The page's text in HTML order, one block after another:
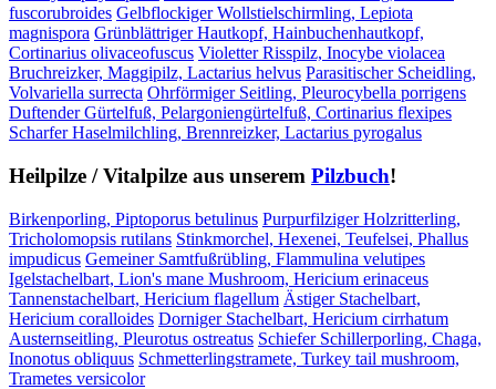
fuscorubroides Gelbflockiger Wollstielschirmling, Lepiota
magnispora Grünblättriger Hautkopf, Hainbuchenhautkopf,
Cortinarius olivaceofuscus Violetter Risspilz, Inocybe violacea
Bruchreizker, Maggipilz, Lactarius helvus Parasitischer Scheidling,
Volvariella surrecta Ohrförmiger Seitling, Pleurocybella porrigens
Duftender Gürtelfuß, Pelargoniengürtelfuß, Cortinarius flexipes
Scharfer Haselmilchling, Brennreizker, Lactarius pyrogalus
Heilpilze / Vitalpilze aus unserem Pilzbuch!
Birkenporling, Piptoporus betulinus Purpurfilziger Holzritterling,
Tricholomopsis rutilans Stinkmorchel, Hexenei, Teufelsei, Phallus
impudicus Gemeiner Samtfußrübling, Flammulina velutipes
Igelstachelbart, Lion's mane Mushroom, Hericium erinaceus
Tannenstachelbart, Hericium flagellum Ästiger Stachelbart,
Hericium coralloides Dorniger Stachelbart, Hericium cirrhatum
Austernseitling, Pleurotus ostreatus Schiefer Schillerporling, Chaga,
Inonotus obliquus Schmetterlingstramete, Turkey tail mushroom,
Trametes versicolor